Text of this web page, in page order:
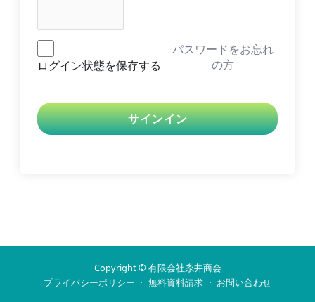
ログイン状態を保存する
パスワードをお忘れ
の方
サインイン
Copyright © 有限会社糸井商会
プライバシーポリシー · 無料資料請求 · お問い合わせ